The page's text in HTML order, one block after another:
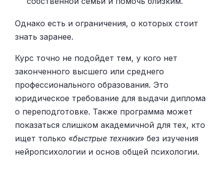
Однако есть и ограничения, о которых стоит
знать заранее.
Курс точно не подойдет тем, у кого нет
законченного высшего или среднего
профессионального образования. Это
юридическое требование для выдачи диплома
о переподготовке. Также программа может
показаться слишком академичной для тех, кто
ищет только «быстрые техники» без изучения
нейропсихологии и основ общей психологии.